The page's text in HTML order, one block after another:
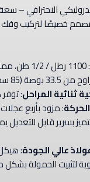
الاحترافي –
خصيصًا لتركيب
: 1100 رطل / 1/2 طن، مما يجعله مثاليًا للتعامل مع مختلف صناديق التروس الخاصة بالسيارات والشاحنات الخفيفة.
سم)، مما يسمح بالوصول إلى أي ارتفاع مناسب لإجراء عمليات التركيب أو الصيانة.
ثنائية المراحل:
: مزود بأربع
عالي الجودة:
لتثبيت الحمولة